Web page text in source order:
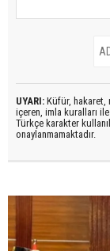
UYARI: Küfür, hakaret,
içeren, imla kuralları ile
Türkçe karakter
onaylanmamaktadır.